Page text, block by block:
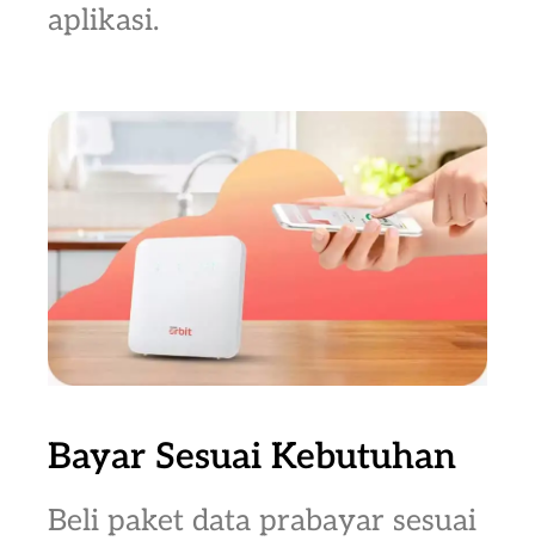
aplikasi.
Bayar Sesuai Kebutuhan
Beli paket data prabayar sesuai